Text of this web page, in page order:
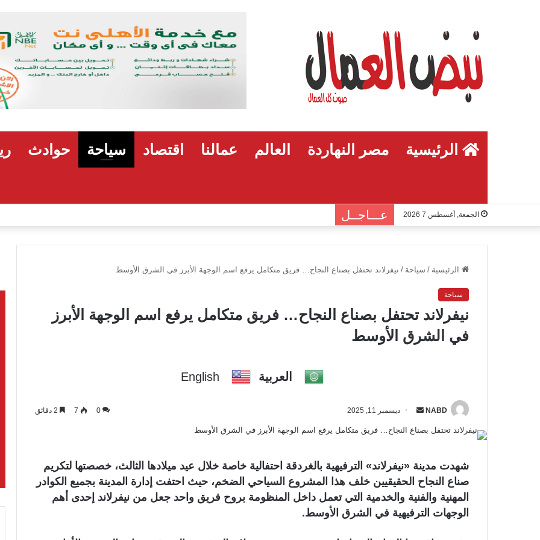
الرئيسية مصر النهاردة العالم عمالنا اقتصاد سياحة حوادث
الجمعة, أغسطس 7 2026 عـــاجــل
الرئيسية / سياحة / نيفرلاند تحتفل بصناع النجاح… فريق متكامل يرفع اسم الوجهة الأبرز في الشرق الأوسط
سياحة
نيفرلاند تحتفل بصناع النجاح… فريق متكامل يرفع اسم الوجهة الأبرز
في الشرق الأوسط
العربية English
NABD
ر
ب
ي
د
ديسمبر 11, 2025 0
7
شهدت مدينة «نيفرلاند» الترفيهية بالغردقة احتفالية خاصة خلال عيد ميلادها الثالث، خصصتها لتكريم
صناع النجاح الحقيقيين خلف هذا المشروع السياحي الضخم، حيث احتفت إدارة المدينة بجميع الكوادر
المهنية والفنية والخدمية التي تعمل داخل المنظومة بروح فريق واحد جعل من نيفرلاند إحدى أهم
الوجهات الترفيهية في الشرق الأوسط.